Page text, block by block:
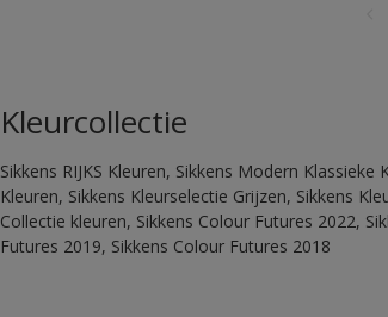
Kleurcollectie
Sikkens RIJKS Kleuren, Sikkens Modern
Kleuren, Sikkens Kleurselectie Grijzen, Sikkens
Collectie kleuren, Sikkens Colour Futures 2022,
Futures 2019, Sikkens Colour Futures 2018